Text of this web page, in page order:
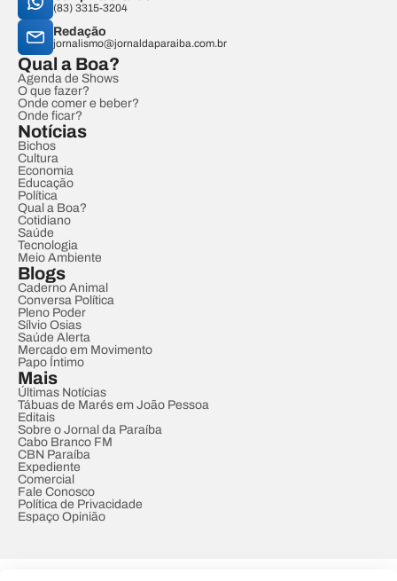
(83) 3315-3204
Redação
jornalismo@jornaldaparaiba.com.br
Qual a Boa?
Agenda de Shows
O que fazer?
Onde comer e beber?
Onde ficar?
Notícias
Bichos
Cultura
Economia
Educação
Política
Qual a Boa?
Cotidiano
Saúde
Tecnologia
Meio Ambiente
Blogs
Caderno Animal
Conversa Política
Pleno Poder
Sílvio Osias
Saúde Alerta
Mercado em Movimento
Papo Íntimo
Mais
Últimas Notícias
Tábuas de Marés em João Pessoa
Editais
Sobre o Jornal da Paraíba
Cabo Branco FM
CBN Paraíba
Expediente
Comercial
Fale Conosco
Política de Privacidade
Espaço Opinião